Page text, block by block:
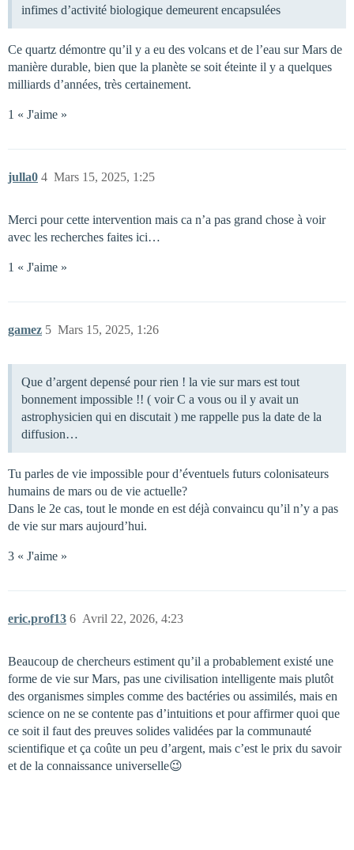
infimes d’activité biologique demeurent encapsulées
Ce quartz démontre qu’il y a eu des volcans et de l’eau sur Mars de
manière durable, bien que la planète se soit éteinte il y a quelques
milliards d’années, très certainement.
1 « J'aime »
julla0 Mars 15, 2025, 1:25
4
Merci pour cette intervention mais ca n’a pas grand chose à voir
avec les recherches faites ici…
1 « J'aime »
gamez Mars 15, 2025, 1:26
5
Que d’argent depensé pour rien ! la vie sur mars est tout
bonnement impossible !! ( voir C a vous ou il y avait un
astrophysicien qui en discutait ) me rappelle pus la date de la
diffusion…
Tu parles de vie impossible pour d’éventuels futurs colonisateurs
humains de mars ou de vie actuelle?
Dans le 2e cas, tout le monde en est déjà convaincu qu’il n’y a pas
de vie sur mars aujourd’hui.
3 « J'aime »
eric.prof13 Avril 22, 2026, 4:23
6
Beaucoup de chercheurs estiment qu’il a probablement existé une
forme de vie sur Mars, pas une civilisation intelligente mais plutôt
des organismes simples comme des bactéries ou assimilés, mais en
science on ne se contente pas d’intuitions et pour affirmer quoi que
ce soit il faut des preuves solides validées par la communauté
scientifique et ça coûte un peu d’argent, mais c’est le prix du savoir
et de la connaissance universelle😉